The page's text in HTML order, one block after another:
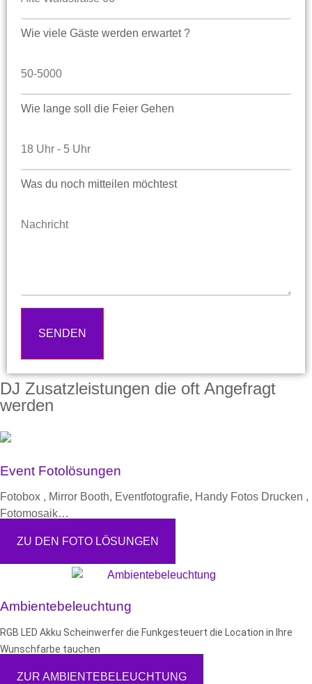
Wie viele Gäste werden erwartet ?
Wie lange soll die Feier Gehen
Was du noch mitteilen möchtest
SENDEN
DJ Zusatzleistungen die oft Angefragt
werden
Event Fotolösungen
Fotobox , Mirror Booth, Eventfotografie, Handy Fotos Drucken ,
Fotomosaik…
ZU DEN FOTO LÖSUNGEN
Ambientebeleuchtung
RGB LED Akku Scheinwerfer die Funkgesteuert die Location in Ihre
Wunschfarbe tauchen
ZUR AMBIENTEBELEUCHTUNG